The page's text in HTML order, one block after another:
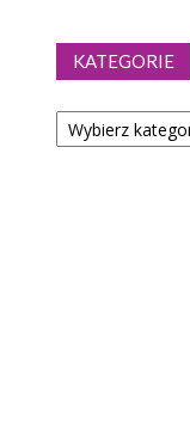
KATEGORIE
Kategorie